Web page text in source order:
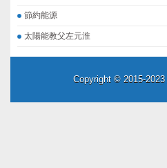
節約能源
太陽能教父左元淮
Copyright © 2015-2023